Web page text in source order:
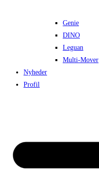
Genie
DINO
Leguan
Multi-Mover
Nyheder
Profil